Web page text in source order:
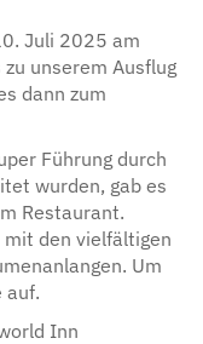
Juli 2025 am
unserem Ausflug
dann zum
Führung durch
wurden, gab es
Restaurant.
mit den vielfältigen
Um
auf.
Inn